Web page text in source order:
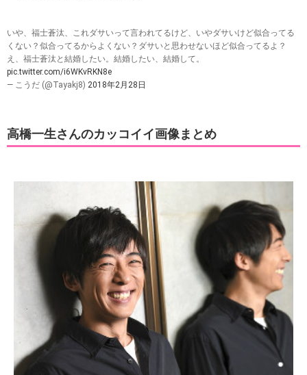
いや、福士蒼汰、これダサいって言われてるけど、いやダサいけど似合ってる
くない？似合ってるからよくない？ダサいと思わせないほど似合ってるよ？
え、福士蒼汰と結婚したい。結婚したい、結婚して。
pic.twitter.com/i6WKvRKN8e
— こうだ (@Tayakj8) 2018年2月28日
高橋一生さんのカッコイイ画像まとめ